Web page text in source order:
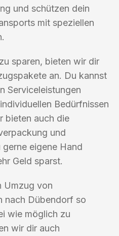
und schützen dein
mit speziellen
sparen, bieten wir dir
an. Du kannst
Serviceleistungen
Bedürfnissen
bieten auch die
und
eigene Hand
Geld sparst.
Umzug von
nach Dübendorf so
wie möglich zu
wir dir auch